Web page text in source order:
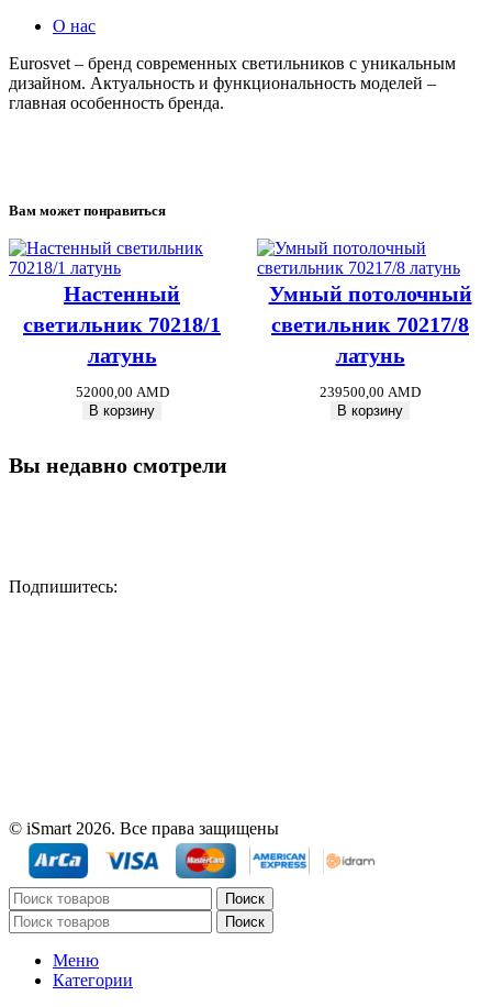
О нас
Eurosvet – бренд современных светильников с уникальным
дизайном. Актуальность и функциональность моделей –
главная особенность бренда.
Вам может понравиться
Настенный
светильник 70218/1
латунь
52000,00 AMD
В корзину
Умный потолочный
светильник 70217/8
латунь
239500,00 AMD
В корзину
Вы недавно смотрели
Подпишитесь:
© iSmart 2026. Все права защищены
Поиск
Поиск
Меню
Категории